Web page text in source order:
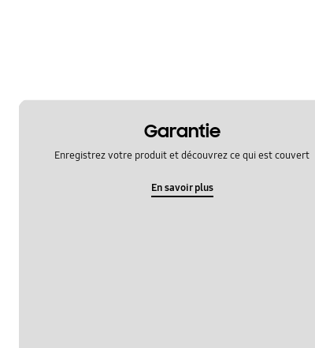
Garantie
Enregistrez votre produit et découvrez ce qui est couvert
En savoir plus